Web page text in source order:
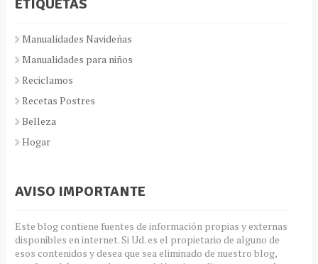
ETIQUETAS
Manualidades Navideñas
Manualidades para niños
Reciclamos
Recetas Postres
Belleza
Hogar
AVISO IMPORTANTE
Este blog contiene fuentes de información propias y externas
disponibles en internet. Si Ud. es el propietario de alguno de
esos contenidos y desea que sea eliminado de nuestro blog,